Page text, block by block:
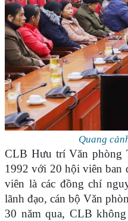
Quang
CLB Hưu trí Văn phòng
1992 với 20 hội viên ban
viên là các đồng chí
lãnh đạo, cán bộ Văn
30 năm qua, CLB